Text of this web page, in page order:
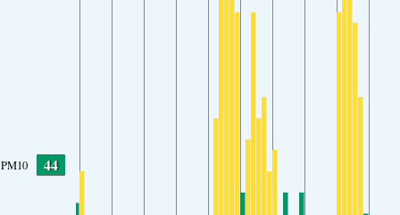
PM10 44